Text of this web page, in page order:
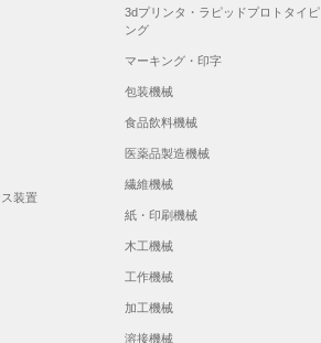
3dプリンタ・ラピッドプロトタイピ
ング
マーキング・印字
包装機械
食品飲料機械
医薬品製造機械
繊維機械
紙・印刷機械
木工機械
工作機械
加工機械
溶接機械
装置